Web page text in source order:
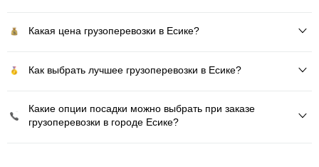
Какая цена грузоперевозки в Есике?
Как выбрать лучшее грузоперевозки в Есике?
Какие опции посадки можно выбрать при заказе
грузоперевозки в городе Есике?